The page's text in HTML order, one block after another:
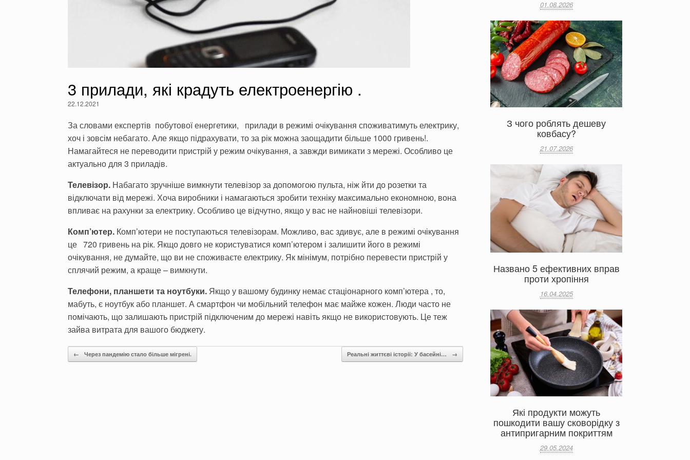
3 прилади, які крадуть електроенергію .
22.12.2021
За словами експертів побутової енергетики, прилади в режимі очікування споживатимуть електрику,
хоч і зовсім небагато. Але якщо підрахувати, то за рік можна заощадити більше 1000 гривень!.
Намагайтеся не переводити пристрій у режим очікування, а завжди вимикати з мережі. Особливо це
актуально для 3 приладів.
Телевізор. Набагато зручніше вимкнути телевізор за допомогою пульта, ніж йти до розетки та
відключати від мережі. Хоча виробники і намагаються зробити техніку максимально економною, вона
впливає на рахунки за електрику. Особливо це відчутно, якщо у вас не найновіші телевізори.
Комп’ютер. Комп’ютери не поступаються телевізорам. Можливо, вас здивує, але в режимі очікування
це 720 гривень на рік. Якщо довго не користуватися комп’ютером і залишити його в режимі
очікування, не думайте, що ви не споживаєте електрику. Як мінімум, потрібно перевести пристрій у
сплячий режим, а краще – вимкнути.
Телефони, планшети та ноутбуки. Якщо у вашому будинку немає стаціонарного комп’ютера , то,
мабуть, є ноутбук або планшет. А смартфон чи мобільний телефон має майже кожен. Люди часто не
помічають, що залишають пристрій підключеним до мережі навіть якщо не використовують. Це теж
зайва витрата для вашого бюджету.
Post navigation
← Через пандемію стало більше мігрені. Реальні життєві історії: У басейні… →
01.08.2026
З чого роблять дешеву
ковбасу?
21.07.2026
Названо 5 ефективних вправ
проти хропіння
16.04.2025
Які продукти можуть
пошкодити вашу сковорідку з
антипригарним покриттям
29.05.2024